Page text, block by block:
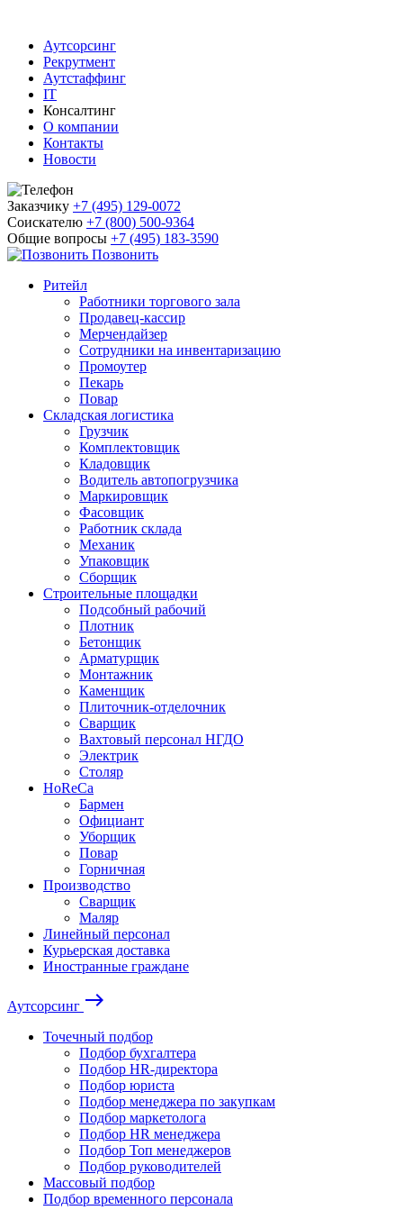
Аутсорсинг
Рекрутмент
Аутстаффинг
IT
Консалтинг
О компании
Контакты
Новости
Заказчику +7 (495) 129-0072
Соискателю +7 (800) 500-9364
Общие вопросы +7 (495) 183-3590
Позвонить
Ритейл
Работники торгового зала
Продавец-кассир
Мерчендайзер
Сотрудники на инвентаризацию
Промоутер
Пекарь
Повар
Складская логистика
Грузчик
Комплектовщик
Кладовщик
Водитель автопогрузчика
Маркировщик
Фасовщик
Работник склада
Механик
Упаковщик
Сборщик
Строительные площадки
Подсобный рабочий
Плотник
Бетонщик
Арматурщик
Монтажник
Каменщик
Плиточник-отделочник
Сварщик
Вахтовый персонал НГДО
Электрик
Столяр
HoReCa
Бармен
Официант
Уборщик
Повар
Горничная
Производство
Сварщик
Маляр
Линейный персонал
Курьерская доставка
Иностранные граждане
Аутсорсинг east
Точечный подбор
Подбор бухгалтера
Подбор HR-директора
Подбор юриста
Подбор менеджера по закупкам
Подбор маркетолога
Подбор HR менеджера
Подбор Топ менеджеров
Подбор руководителей
Массовый подбор
Подбор временного персонала